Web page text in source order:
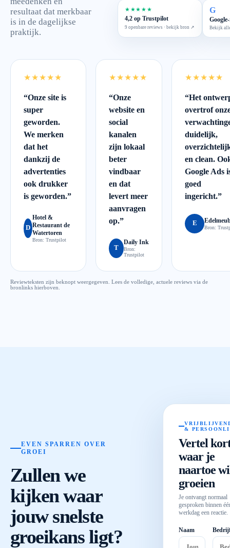
resultaat dat merkbaar
is in de dagelijkse
praktijk.
★★★★★
4,2 op Trustpilot
9 openbare reviews · bekijk bron ↗
G
Bekijk
★★★★★
“Onze site is
super
geworden.
We merken
dat het
dankzij de
advertenties
ook drukker
is geworden.”
D
Hotel &
Restaurant de
Watertoren
Bron: Trustpilot
★★★★★
“Onze
website en
social
kanalen
zijn lokaal
beter
vindbaar
en dat
levert meer
aanvragen
op.”
T
Daily Ink
Bron:
Trustpilot
★★★★★
“Het
overtrof
duidelijk,
en clean.
Google Ads
goed
ingericht.”
E
Bron:
Reviewteksten zijn beknopt weergegeven. Lees de volledige, actuele reviews via de
bronlinks hierboven.
EVEN SPARREN OVER
GROEI
Zullen we
kijken waar
jouw snelste
groeikans ligt?
&
Vertel
waar je
naartoe
groeien
Je ontvangt normaal
gesproken binnen
werkdag een reactie.
Naam